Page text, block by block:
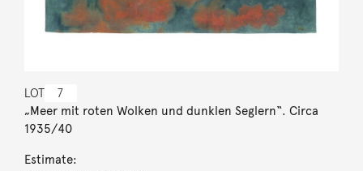
LOT 7
„Meer mit roten Wolken und dunklen Seglern“. Circa
1935/40
Estimate: